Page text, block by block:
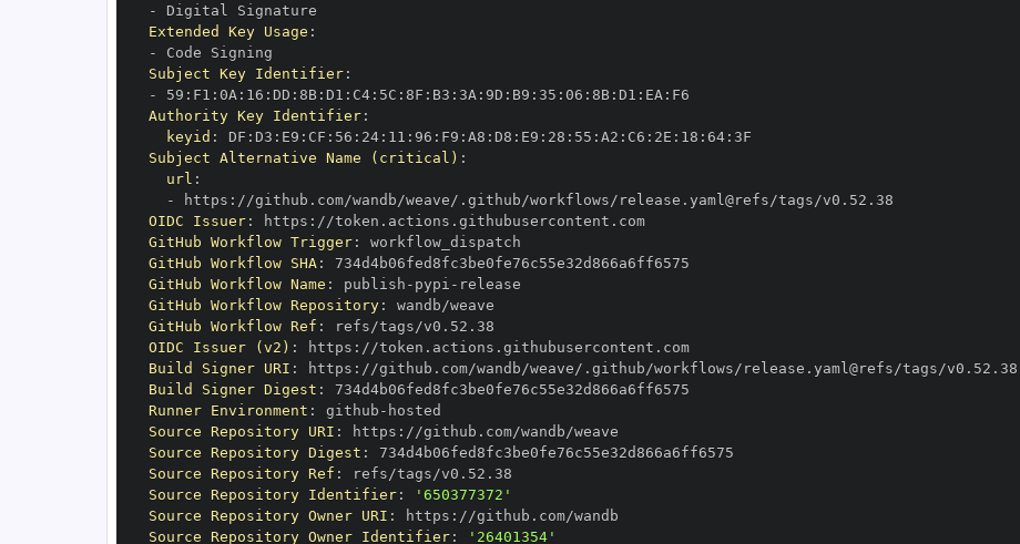
-
Extended Key Usage :
-
Subject Key Identifier:
-
59 : F1 : 0A : 16 : DD : 8B: D1 : C4: 5C : 8F : B3 : 3A : 9D : B9 : 35 : 06 : 8B: D1 : EA :
Authority Key Identifier:
keyid : DF : D3 : E9 : CF : 56 : 24: 11 : 96 : F9 : A8 : D8 : E9 : 28 : 55 : A2 : C6 : 2E : 18 : 64:
Subject Alternative Name (critical) :
url :
-
https :
OIDC Issuer: https :
//token.actions.githubusercontent.com
GitHub Workflow Trigger:
GitHub Workflow SHA:
GitHub Workflow Name : publish - pypi -
GitHub Workflow Repository:
GitHub Workflow Ref :
OIDC Issuer (v2) : https :
//token.actions.githubusercontent.com
Build Signer URI : https :
Build Signer Digest :
Runner Environment : github -
Source Repository URI : https :
Source Repository Digest :
Source Repository Ref :
Source Repository Identifier:
'650377372'
Source Repository Owner URI : https :
Source Repository Owner Identifier: '26401354'